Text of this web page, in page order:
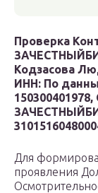
Проверка
Кодзасова
ИНН: По
Для
проявления